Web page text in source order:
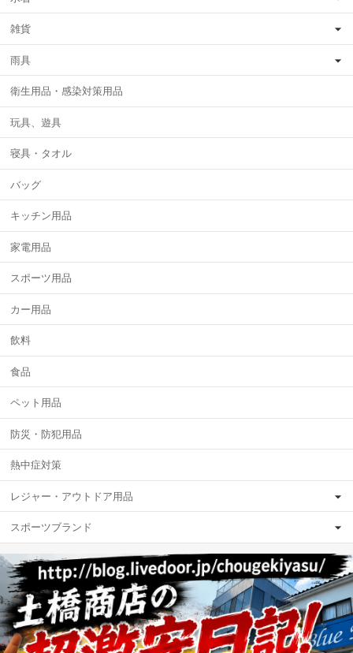
雑貨
雨具
衛生用品・感染対策用品
玩具、遊具
寝具・タオル
バッグ
キッチン用品
家電用品
スポーツ用品
カー用品
飲料
食品
ペット用品
防災・防犯用品
熱中症対策
レジャー・アウトドア用品
スポーツブランド